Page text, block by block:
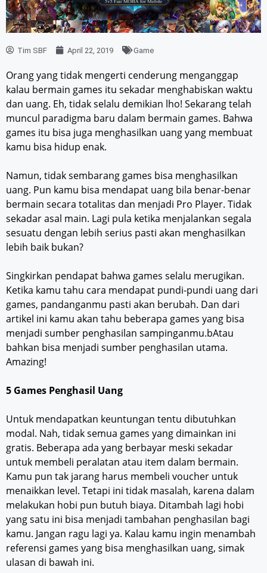
Tim SBF April 22, 2019 Game
Orang yang tidak mengerti cenderung menganggap
kalau bermain games itu sekadar menghabiskan waktu
dan uang. Eh, tidak selalu demikian lho! Sekarang telah
muncul paradigma baru dalam bermain games. Bahwa
games itu bisa juga menghasilkan uang yang membuat
kamu bisa hidup enak.
Namun, tidak sembarang games bisa menghasilkan
uang. Pun kamu bisa mendapat uang bila benar-benar
bermain secara totalitas dan menjadi Pro Player. Tidak
sekadar asal main. Lagi pula ketika menjalankan segala
sesuatu dengan lebih serius pasti akan menghasilkan
lebih baik bukan?
Singkirkan pendapat bahwa games selalu merugikan.
Ketika kamu tahu cara mendapat pundi-pundi uang dari
games, pandanganmu pasti akan berubah. Dan dari
artikel ini kamu akan tahu beberapa games yang bisa
menjadi sumber penghasilan sampinganmu.bAtau
bahkan bisa menjadi sumber penghasilan utama.
Amazing!
5 Games Penghasil Uang
Untuk mendapatkan keuntungan tentu dibutuhkan
modal. Nah, tidak semua games yang dimainkan ini
gratis. Beberapa ada yang berbayar meski sekadar
untuk membeli peralatan atau item dalam bermain.
Kamu pun tak jarang harus membeli voucher untuk
menaikkan level. Tetapi ini tidak masalah, karena dalam
melakukan hobi pun butuh biaya. Ditambah lagi hobi
yang satu ini bisa menjadi tambahan penghasilan bagi
kamu. Jangan ragu lagi ya. Kalau kamu ingin menambah
referensi games yang bisa menghasilkan uang, simak
ulasan di bawah ini.